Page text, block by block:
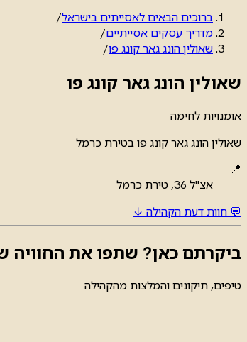
ברוכים הבאים לאסייתים בישראל/
מדריך עסקים אסייתיים/
שאולין הונג גאר קונג פו/
שאולין הונג גאר קונג פו
אומנויות לחימה
שאולין הונג גאר קונג פו בטירת כרמל
📍
אצ"ל 36, טירת כרמל
💬 חוות דעת הקהילה ↓
ביקרתם כאן? שתפו את החוויה
טיפים, תיקונים והמלצות מהקהילה